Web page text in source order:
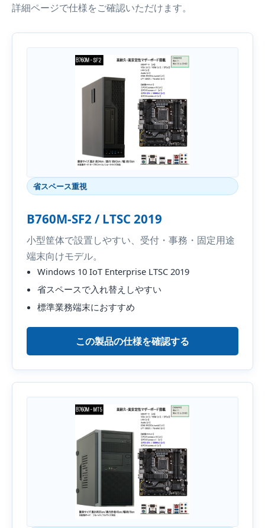
詳細ページで仕様をご確認いただけます。
省スペース重視
B760M-SF2 / LTSC 2019
小型筐体で設置しやすい、受付・事務・固定用途
端末向けモデル。
Windows 10 IoT Enterprise LTSC 2019
省スペースで入れ替えしやすい
標準業務端末におすすめ
この製品の仕様を確認する